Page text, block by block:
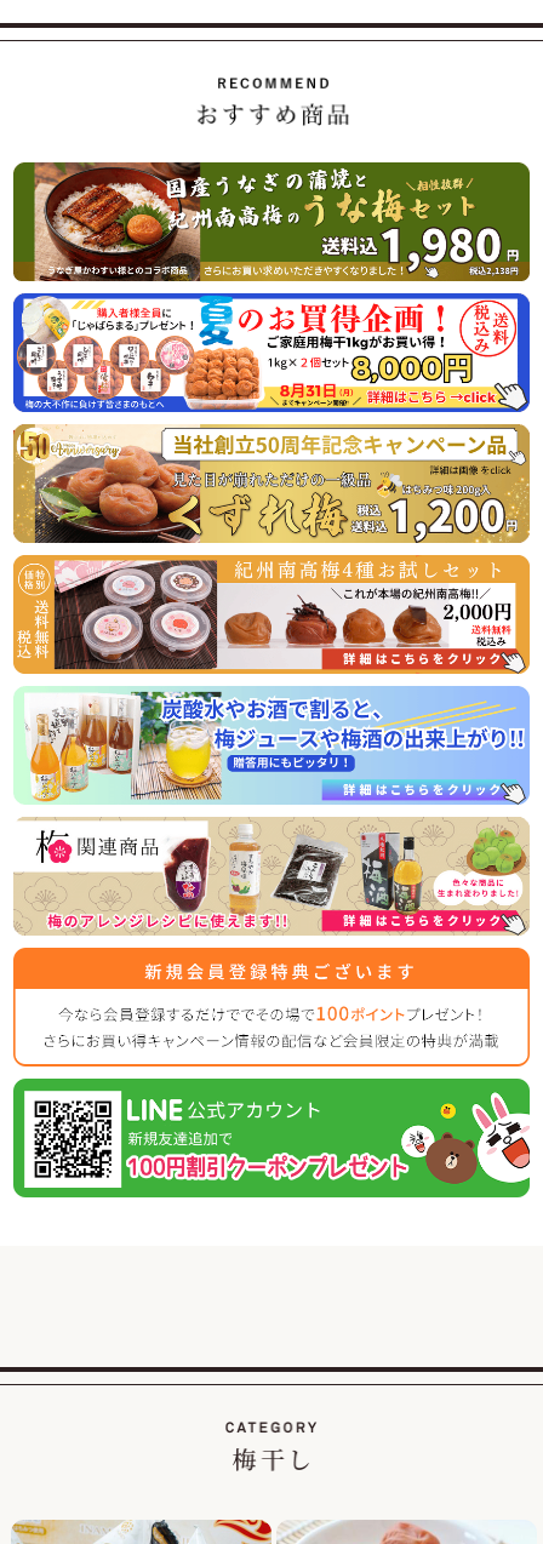
8月10日（月曜日） 最終出荷日
8月11日（火曜日）～ 8月16日（日曜日） 休 業 日
休業日後は、大変混雑が予想されますのであらかじめのご注
2026/07/01
ご家庭用の紀州南高梅がお買い得「夏のお買い得企画」開始
のお知らせ
この度、オンラインショップでの梅の販売数量を確保できま
したので、ご家庭用梅干1kg×2個セットが大変お得にお買い
求めいただける夏のお買い得企画を8月31日（月）まで開催
させていただきます。
またご購入者様特典として「じゃばらまる」を1本プレゼン
トさせていただきます。この機会にぜひご賞味くださいま
せ。
2026/04/06
うなぎ屋かわすい様とのコラボ商品！国産うなぎと梅の相性
抜群！うな梅セットの販売開始
国産うなぎの蒲焼と山椒、最高級の紀州南高梅がセットにな
った、相性抜群の商品です！
常温商品のため、お届け後すぐお召し上がりいただけますの
でぜひご賞味ください。
2026/03/31
ゴールデンウイークの営業のお知らせ
平素は格別のご高配を賜り厚く御礼申し上げます。
表記の件、下記の通りご案内させていただきます。
何かとご迷惑をお掛け致しますが、何卒ご理解とご協力を賜
りますよう宜しくお願い致します。
【休業日】
5月2日(土曜日) ～ 5月6日（水曜日）
5月7日(木曜日) ～
休業日後は、大変混雑が予想されますのであらかじめのご注
2026/02/01
「梅エキス飴」もプレゼント！
を大特価、送料込・税込1,200円で販売！